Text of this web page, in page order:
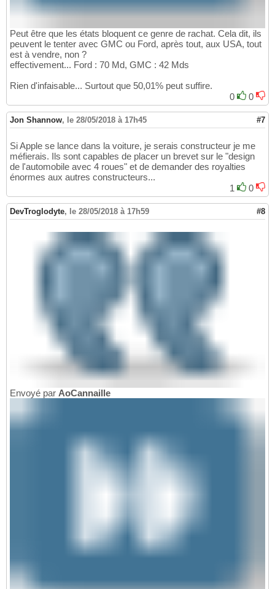
Peut être que les états bloquent ce genre de rachat. Cela dit, ils
peuvent le tenter avec GMC ou Ford, après tout, aux USA, tout
est à vendre, non ?
effectivement... Ford : 70 Md, GMC : 42 Mds
Rien d'infaisable... Surtout que 50,01% peut suffire.
0
0
Jon Shannow, le 28/05/2018 à 17h45 #7
Si Apple se lance dans la voiture, je serais constructeur je me
méfierais. Ils sont capables de placer un brevet sur le "design
de l'automobile avec 4 roues" et de demander des royalties
énormes aux autres constructeurs...
1
0
DevTroglodyte, le 28/05/2018 à 17h59 #8
Envoyé par AoCannaille